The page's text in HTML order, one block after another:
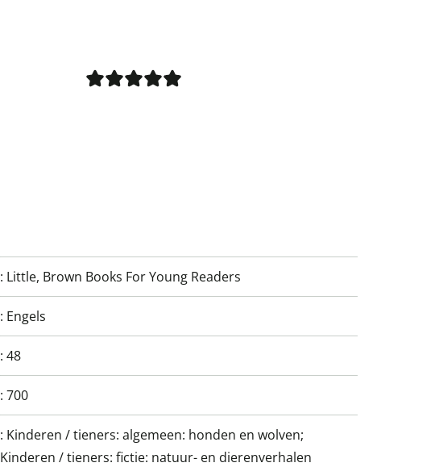
: Little, Brown Books For Young Readers
: Engels
:48
:700
: Kinderen / tieners: algemeen: honden en wolven;
Kinderen / tieners: fictie: natuur- en dierenverhalen